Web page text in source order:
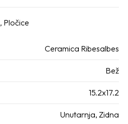
, Pločice
Ceramica Ribesalbes
Bež
15.2x17.2
Unutarnja, Zidna